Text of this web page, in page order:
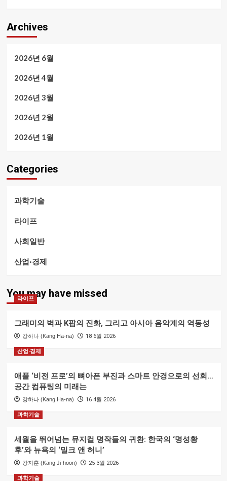
Archives
2026년 6월
2026년 4월
2026년 3월
2026년 2월
2026년 1월
Categories
과학기술
라이프
사회일반
산업·경제
You may have missed
라이프
그래미의 벽과 K팝의 진화, 그리고 아시아 음악계의 역동성
강하나 (Kang Ha-na) 18 6월 2026
산업·경제
애플 ‘비전 프로’의 뼈아픈 부진과 스마트 안경으로의 선회…
공간 컴퓨팅의 미래는
강하나 (Kang Ha-na) 16 4월 2026
과학기술
세월을 뛰어넘는 뮤지컬 명작들의 귀환: 한국의 ‘명성황
후’와 뉴욕의 ‘밀크 앤 허니’
강지훈 (Kang Ji-hoon) 25 3월 2026
과학기술